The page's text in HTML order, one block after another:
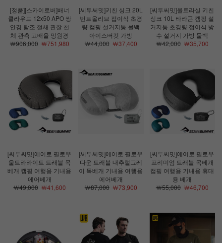
[정품][스카이로버]배너
클라우드 12x50 APO 쌍
안경 탐조 철새 관찰 천
체 관측 고배율 망원경
￦906,000￦751,980
[씨투써밋]키친 싱크 20L
번트올리브 접이식 초경
량 캠핑 설거지통 물백
아이스버킷 가방
￦44,000￦37,400
[씨투써밋]울트라실 키친
싱크 10L 타라곤 캠핑 설
거지통 초경량 접이식 방
수 설거지 가방 물백
￦42,000￦35,700
[씨투써밋]에어로 필로우
울트라라이트 트래블 목
베개 캠핑 여행용 기내용
에어베개
￦49,000￦41,600
[씨투써밋]에어로 필로우
다운 트래블 내추럴그레
이 목베개 기내용 여행용
에어베개
￦87,000￦73,900
[씨투써밋]에어로 필로우
프리미엄 트래블 목베개
캠핑 여행용 기내용 휴대
용 베개
￦55,000￦46,700